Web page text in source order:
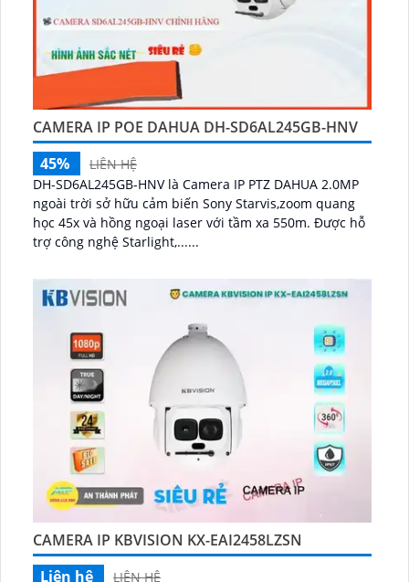
CAMERA IP POE DAHUA DH-SD6AL245GB-HNV
45%
LIÊN HỆ
DH-SD6AL245GB-HNV là Camera IP PTZ DAHUA 2.0MP
ngoài trời sở hữu cảm biến Sony Starvis,zoom quang
học 45x và hồng ngoại laser với tầm xa 550m. Được hỗ
trợ công nghệ Starlight,......
CAMERA IP KBVISION KX-EAI2458LZSN
Liên hệ
LIÊN HỆ